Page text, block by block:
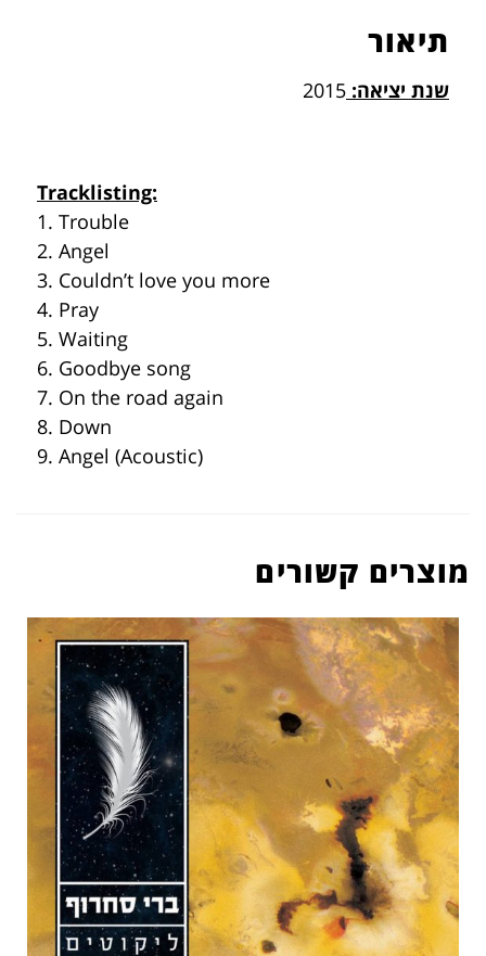
תיאור
שנת יציאה: 2015
Tracklisting:
1. Trouble
2. Angel
3. Couldn’t love you more
4. Pray
5. Waiting
6. Goodbye song
7. On the road again
8. Down
9. Angel (Acoustic)
מוצרים קשורים